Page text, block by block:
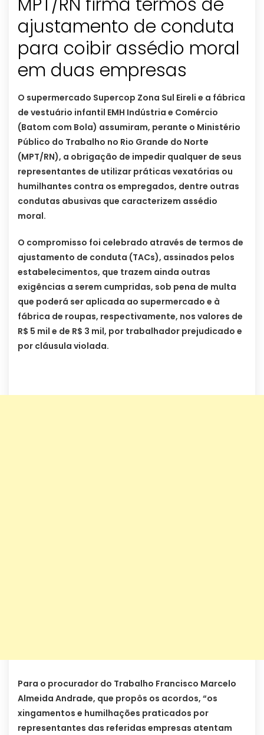
ajustamento de conduta
para coibir assédio moral
em duas empresas
O supermercado Supercop Zona Sul Eireli e a fábrica
de vestuário infantil EMH Indústria e Comércio
(Batom com Bola) assumiram, perante o Ministério
Público do Trabalho no Rio Grande do Norte
(MPT/RN), a obrigação de impedir qualquer de seus
representantes de utilizar práticas vexatórias ou
humilhantes contra os empregados, dentre outras
condutas abusivas que caracterizem assédio
moral.
O compromisso foi celebrado através de termos de
ajustamento de conduta (TACs), assinados pelos
estabelecimentos, que trazem ainda outras
exigências a serem cumpridas, sob pena de multa
que poderá ser aplicada ao supermercado e à
fábrica de roupas, respectivamente, nos valores de
R$ 5 mil e de R$ 3 mil, por trabalhador prejudicado e
por cláusula violada.
Para o procurador do Trabalho Francisco Marcelo
Almeida Andrade, que propôs os acordos, “os
xingamentos e humilhações praticados por
representantes das referidas empresas atentam